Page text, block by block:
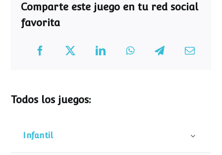
Comparte este juego en tu red social
favorita
Todos los juegos:
Infantil